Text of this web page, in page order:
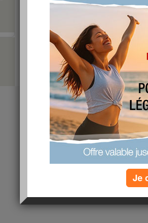
Je viens juste de
minutes sur
vous ?
publié le 10/05/2012 à 23:03
Je viens
relaxer 2
vous ?
Je